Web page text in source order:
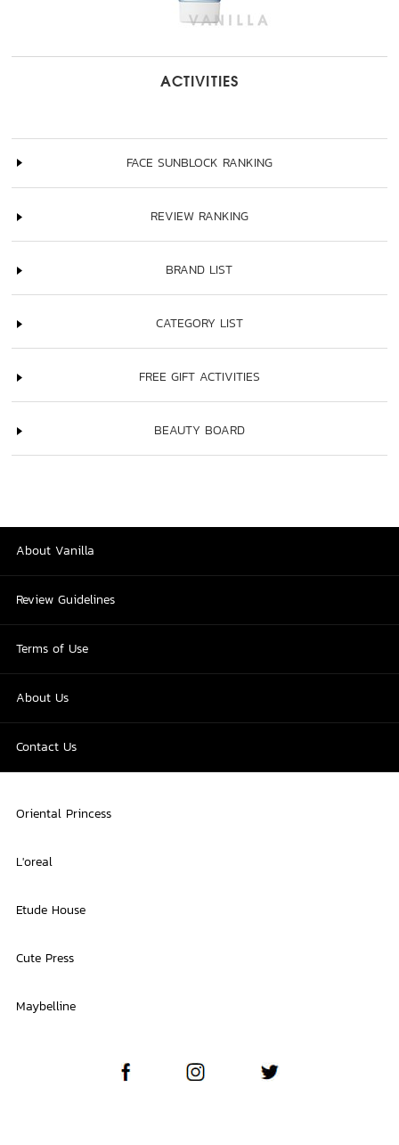
ACTIVITIES
FACE SUNBLOCK RANKING
REVIEW RANKING
BRAND LIST
CATEGORY LIST
FREE GIFT ACTIVITIES
BEAUTY BOARD
About Vanilla
Review Guidelines
Terms of Use
About Us
Contact Us
Oriental Princess
L'oreal
Etude House
Cute Press
Maybelline